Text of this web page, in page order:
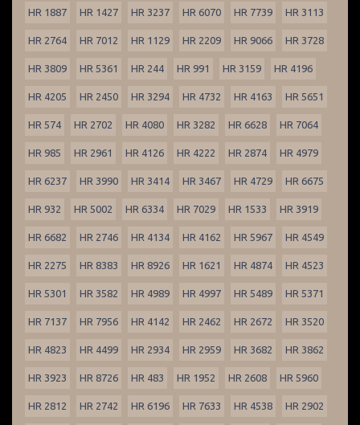
HR 1887 HR 1427 HR 3237 HR 6070 HR 7739 HR 3113
HR 2764 HR 7012 HR 1129 HR 2209 HR 9066 HR 3728
HR 3809 HR 5361 HR 244 HR 991 HR 3159 HR 4196
HR 4205 HR 2450 HR 3294 HR 4732 HR 4163 HR 5651
HR 574 HR 2702 HR 4080 HR 3282 HR 6628 HR 7064
HR 985 HR 2961 HR 4126 HR 4222 HR 2874 HR 4979
HR 6237 HR 3990 HR 3414 HR 3467 HR 4729 HR 6675
HR 932 HR 5002 HR 6334 HR 7029 HR 1533 HR 3919
HR 6682 HR 2746 HR 4134 HR 4162 HR 5967 HR 4549
HR 2275 HR 8383 HR 8926 HR 1621 HR 4874 HR 4523
HR 5301 HR 3582 HR 4989 HR 4997 HR 5489 HR 5371
HR 7137 HR 7956 HR 4142 HR 2462 HR 2672 HR 3520
HR 4823 HR 4499 HR 2934 HR 2959 HR 3682 HR 3862
HR 3923 HR 8726 HR 483 HR 1952 HR 2608 HR 5960
HR 2812 HR 2742 HR 6196 HR 7633 HR 4538 HR 2902